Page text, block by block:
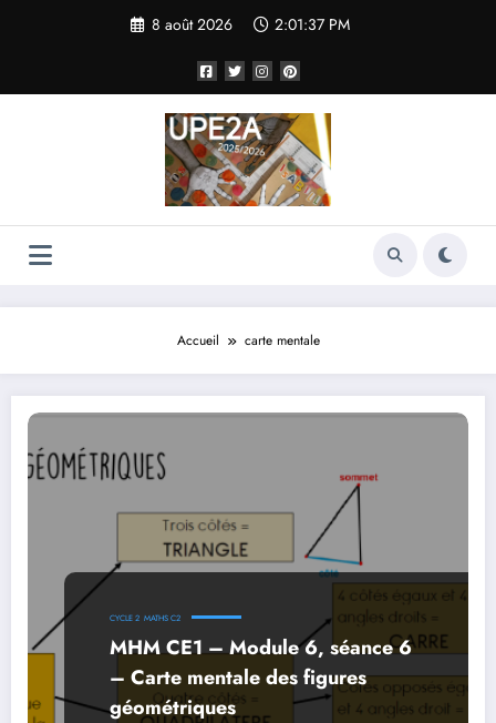
8 août 2026 2:01:37 PM
Accueil carte mentale
CYCLE 2 MATHS C2
MHM CE1 – Module 6, séance 6
– Carte mentale des figures
géométriques